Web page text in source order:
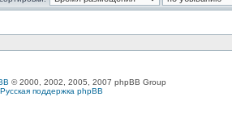
© 2000, 2002, 2005, 2007 phpBB Group
Русская поддержка phpBB